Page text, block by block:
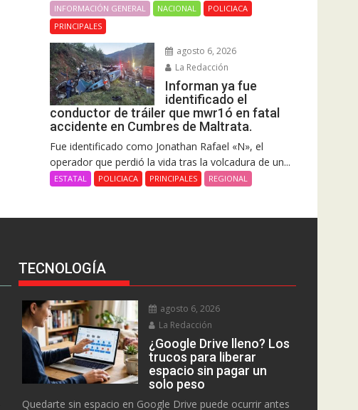
INFORMACIÓN GENERAL NACIONAL
POLICIACA
PRINCIPALES
agosto 6, 2026
La Redacción
Informan ya fue
identificado el
conductor de tráiler que mwr1ó en fatal
accidente en Cumbres de Maltrata.
Fue identificado como Jonathan Rafael «N», el
operador que perdió la vida tras la volcadura de un...
ESTATAL POLICIACA PRINCIPALES REGIONAL
TECNOLOGÍA
agosto 6, 2026
La Redacción
¿Google Drive lleno? Los
trucos para liberar
espacio sin pagar un
solo peso
Quedarte sin espacio en Google Drive puede ocurrir antes